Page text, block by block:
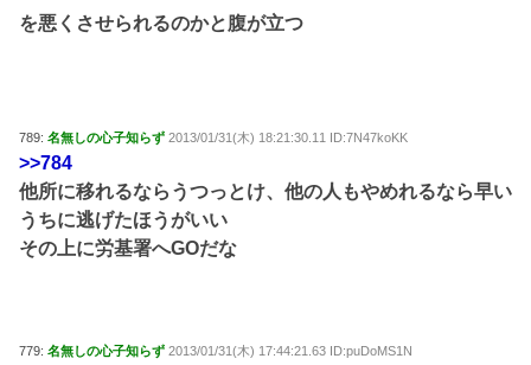
を悪くさせられるのかと腹が立つ
789: 名無しの心子知らず 2013/01/31(木) 18:21:30.11 ID:7N47koKK
>>784
他所に移れるならうつっとけ、他の人もやめれるなら早い
うちに逃げたほうがいい
その上に労基署へGOだな
779: 名無しの心子知らず 2013/01/31(木) 17:44:21.63 ID:puDoMS1N